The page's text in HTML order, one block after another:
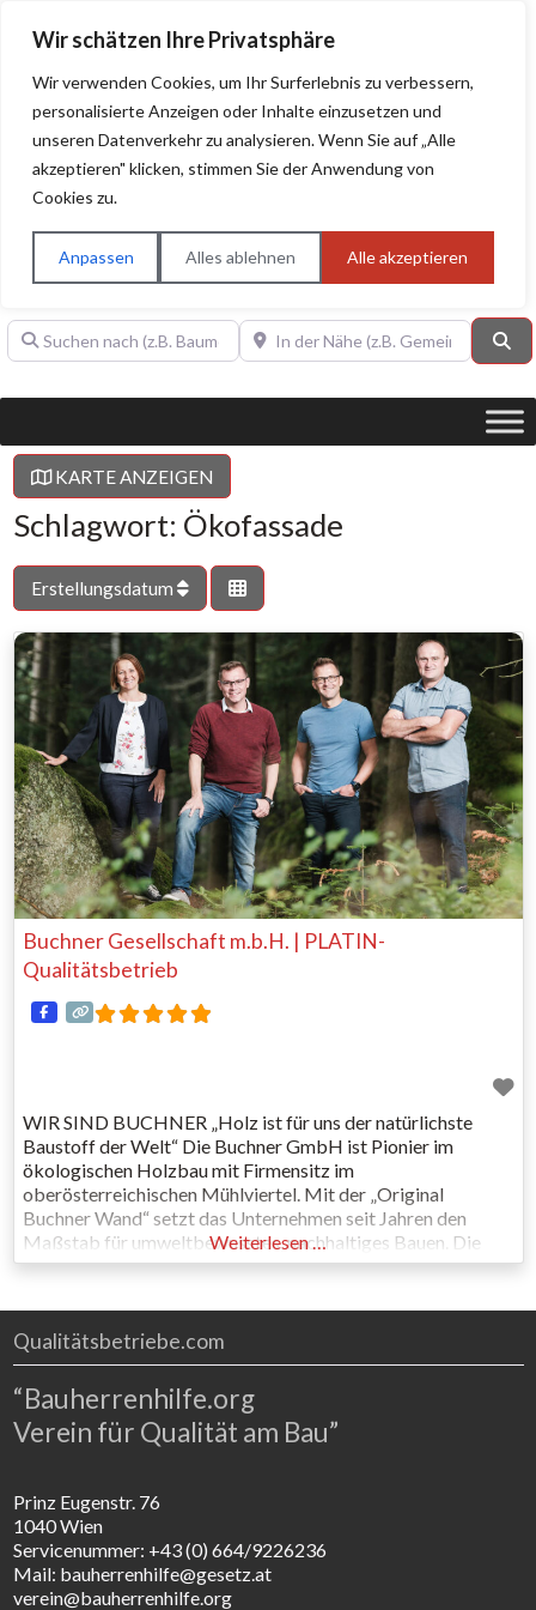
Wir schätzen Ihre Privatsphäre
Wir verwenden Cookies, um Ihr Surferlebnis zu verbessern,
personalisierte Anzeigen oder Inhalte einzusetzen und
unseren Datenverkehr zu analysieren. Wenn Sie auf „Alle
akzeptieren" klicken, stimmen Sie der Anwendung von
Cookies zu.
Anpassen Alles ablehnen Alle akzeptieren
BAUHERRENHILFE.orgQualitätssiegel!
Sie finden hier nur Qualitätsbetriebe, die mit dem DIAMANT,
PLATIN, GOLD, SILBER, ANWÄRTER "Bauherrenhilfe.org-
Qualitätssiegel" ausgezeichnet sind.
Suchen nach (z.B. Baumeister oder Dachdecker)In der Nähe (z.B. Gemeinde Baden)
KARTE ANZEIGEN
Schlagwort: Ökofassade
Erstellungsdatum
Buchner Gesellschaft m.b.H. | PLATIN-
Qualitätsbetrieb
WIR SIND BUCHNER „Holz ist für uns der natürlichste
Baustoff der Welt“ Die Buchner GmbH ist Pionier im
ökologischen Holzbau mit Firmensitz im
oberösterreichischen Mühlviertel. Mit der „Original
Buchner Wand“ setzt das Unternehmen seit Jahren den
Maßstab für umweltbewusstes, nachhaltiges Bauen. Die
Buchner Ökofassade ist im Bereich der Althaussanierung
Standard. Auf Plastikfolien und Styropor
Weiterlesen …
Qualitätsbetriebe.com
“Bauherrenhilfe.org
Verein für Qualität am Bau”
Prinz Eugenstr. 76
1040 Wien
Servicenummer: +43 (0) 664/9226236
Mail: bauherrenhilfe@gesetz.at
verein@bauherrenhilfe.org